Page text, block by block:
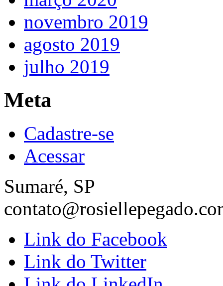
novembro 2019
agosto 2019
julho 2019
Meta
Cadastre-se
Acessar
Sumaré, SP
Link do Facebook
Link do Twitter